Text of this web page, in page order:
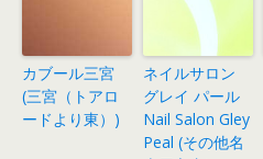
カブール三宮
(三宮（トアロ
ードより東）)
ネイルサロン
グレイ パール
Nail Salon Gley
Peal (その他名